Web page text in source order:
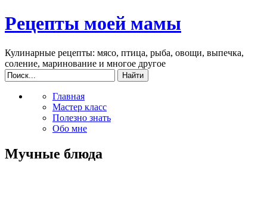
Рецепты моей мамы
Кулинарные рецепты: мясо, птица, рыба, овощи, выпечка,
соление, маринование и многое другое
Главная
Мастер класс
Полезно знать
Обо мне
Мучные блюда